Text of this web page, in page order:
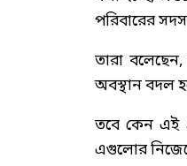
পরিবারের
তারা
অবস্থান বদল
তবে কেন এই
এগুলোর